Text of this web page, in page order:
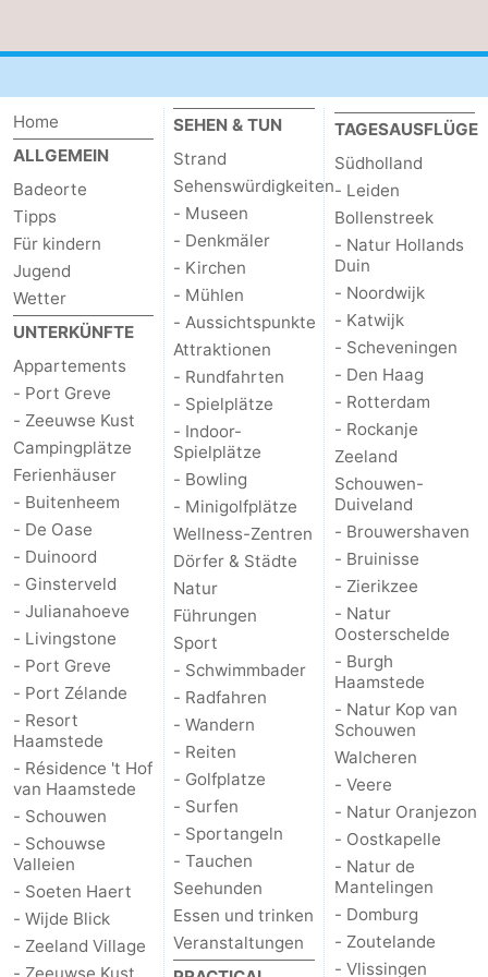
Home
ALLGEMEIN
Badeorte
Tipps
Für kindern
Jugend
Wetter
UNTERKÜNFTE
Appartements
- Port Greve
- Zeeuwse Kust
Campingplätze
Ferienhäuser
- Buitenheem
- De Oase
- Duinoord
- Ginsterveld
- Julianahoeve
- Livingstone
- Port Greve
- Port Zélande
- Resort
Haamstede
- Résidence 't Hof
van Haamstede
- Schouwen
- Schouwse
Valleien
- Soeten Haert
- Wijde Blick
- Zeeland Village
SEHEN & TUN
Strand
Sehenswürdigkeiten
- Museen
- Denkmäler
- Kirchen
- Mühlen
- Aussichtspunkte
Attraktionen
- Rundfahrten
- Spielplätze
- Indoor-
Spielplätze
- Bowling
- Minigolfplätze
Wellness-Zentren
Dörfer & Städte
Natur
Führungen
Sport
- Schwimmbader
- Radfahren
- Wandern
- Reiten
- Golfplatze
- Surfen
- Sportangeln
- Tauchen
Seehunden
Essen und trinken
Veranstaltungen
TAGESAUSFLÜGE
Südholland
- Leiden
Bollenstreek
- Natur Hollands
Duin
- Noordwijk
- Katwijk
- Scheveningen
- Den Haag
- Rotterdam
- Rockanje
Zeeland
Schouwen-
Duiveland
- Brouwershaven
- Bruinisse
- Zierikzee
- Natur
Oosterschelde
- Burgh
Haamstede
- Natur Kop van
Schouwen
Walcheren
- Veere
- Natur Oranjezon
- Oostkapelle
- Natur de
Mantelingen
- Domburg
- Zoutelande
- Vlissingen